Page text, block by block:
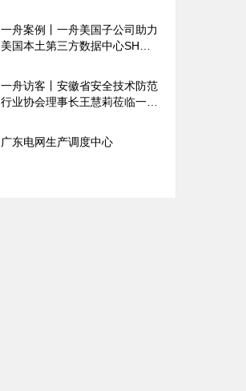
一舟案例丨一舟美国子公司助力
美国本土第三方数据中心SH
一舟访客丨安徽省安全技术防范
行业协会理事长王慧莉莅临一舟
广东电网生产调度中心